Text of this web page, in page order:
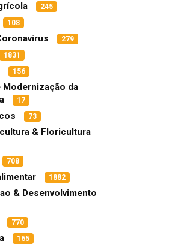
245
108
279
1831
156
Modernização da
17
73
& Floricultura
708
1882
& Desenvolvimento
770
165